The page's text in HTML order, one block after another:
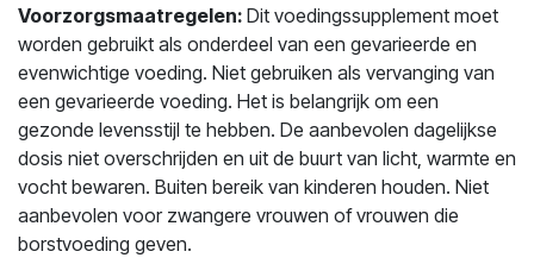
Voorzorgsmaatregelen: Dit voedingssupplement moet
worden gebruikt als onderdeel van een gevarieerde en
evenwichtige voeding. Niet gebruiken als vervanging van
een gevarieerde voeding. Het is belangrijk om een
gezonde levensstijl te hebben. De aanbevolen dagelijkse
dosis niet overschrijden en uit de buurt van licht, warmte en
vocht bewaren. Buiten bereik van kinderen houden. Niet
aanbevolen voor zwangere vrouwen of vrouwen die
borstvoeding geven.